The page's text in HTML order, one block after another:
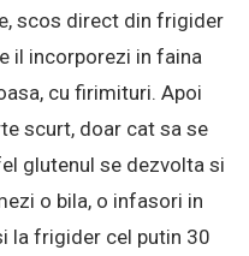
scos direct din frigider
il incorporezi in faina
cu firimituri. Apoi
scurt, doar cat sa se
glutenul se dezvolta si
o bila, o infasori in
la frigider cel putin 30